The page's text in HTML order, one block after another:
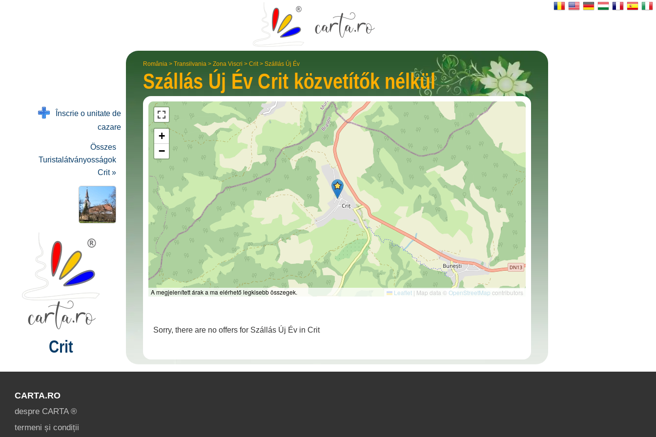
România > Transilvania > Zona Viscri > Crit> Szállás Új Év
Szállás Új Év Crit közvetítők nélkül
A megjelenített árak a ma elérhető legkisebb összegek.
+
−
Leaflet | Map data ©OpenStreetMap contributors
Sorry, there are no offers for Szállás Új Év in Crit
Înscrie o unitate de
cazare
Összes
Turistalátványosságok
Crit »
Crit
CARTA.RO
despre CARTA ®
termeni și condiții